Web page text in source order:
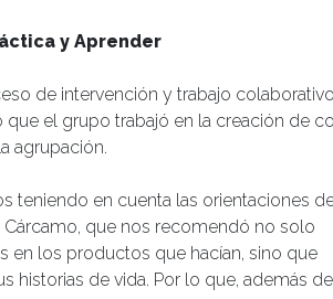
y Aprender
de intervención y trabajo
que el grupo trabajó en la creación de
agrupación.
teniendo en cuenta las orientaciones
Cárcamo, que nos recomendó no solo
en los productos que hacían, sino que
historias de vida. Por lo que, además de